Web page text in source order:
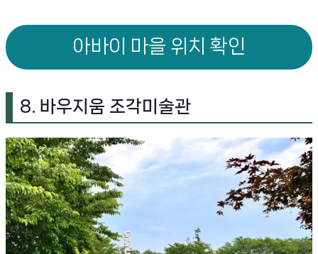
아바이 마을 위치 확인
8. 바우지움 조각미술관